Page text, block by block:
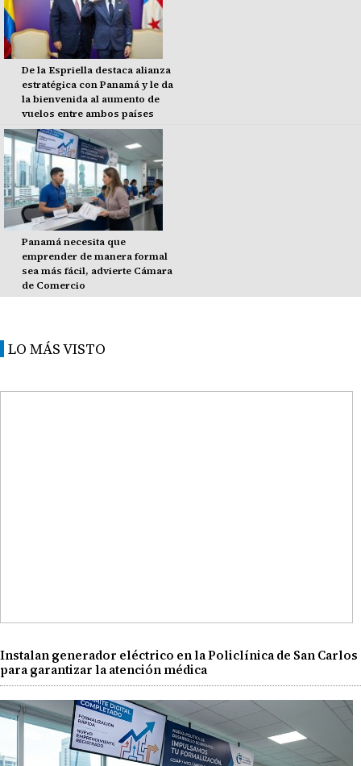
De la Espriella destaca alianza
estratégica con Panamá y le da
la bienvenida al aumento de
vuelos entre ambos países
Panamá necesita que
emprender de manera formal
sea más fácil, advierte Cámara
de Comercio
LO MÁS VISTO
Instalan generador eléctrico en la Policlínica de San Carlos
para garantizar la atención médica